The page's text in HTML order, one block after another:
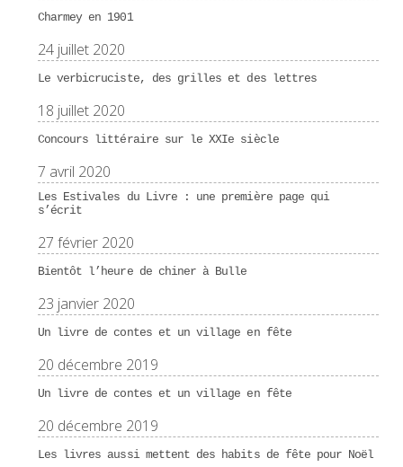
Charmey en 1901
24 juillet 2020
Le verbicruciste, des grilles et des lettres
18 juillet 2020
Concours littéraire sur le XXIe siècle
7 avril 2020
Les Estivales du Livre : une première page qui
s’écrit
27 février 2020
Bientôt l’heure de chiner à Bulle
23 janvier 2020
Un livre de contes et un village en fête
20 décembre 2019
Un livre de contes et un village en fête
20 décembre 2019
Les livres aussi mettent des habits de fête pour Noël